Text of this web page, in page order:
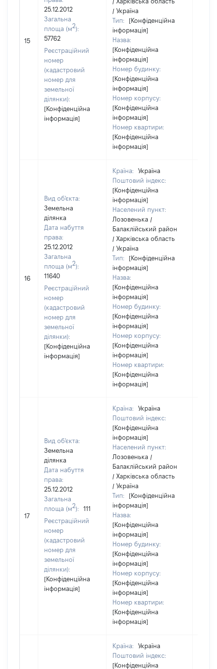
15
25.12.2012
Загальна
площа (м2):
57762
Реєстраційний
номер
(кадастровий
номер для
земельної
ділянки):
[Конфіденційна
інформація]
/ Україна
Тип:
[Конфіденційна
інформація]
Назва:
[Конфіденційна
інформація]
Номер будинку:
[Конфіденційна
інформація]
Номер корпусу:
[Конфіденційна
інформація]
Номер квартири:
[Конфіденційна
інформація]
16
Вид об'єкта:
Земельна
ділянка
Дата набуття
права:
25.12.2012
Загальна
площа (м2):
11640
Реєстраційний
номер
(кадастровий
номер для
земельної
ділянки):
[Конфіденційна
інформація]
Країна:
Україна
Поштовий індекс:
[Конфіденційна
інформація]
Населений пункт:
Лозовенька /
Балаклійський район
/ Харківська область
/ Україна
Тип:
[Конфіденційна
інформація]
Назва:
[Конфіденційна
інформація]
Номер будинку:
[Конфіденційна
інформація]
Номер корпусу:
[Конфіденційна
інформація]
Номер квартири:
[Конфіденційна
інформація]
17
Вид об'єкта:
Земельна
ділянка
Дата набуття
права:
25.12.2012
Загальна
площа (м2):
111
Реєстраційний
номер
(кадастровий
номер для
земельної
ділянки):
[Конфіденційна
інформація]
Країна:
Україна
Поштовий індекс:
[Конфіденційна
інформація]
Населений пункт:
Лозовенька /
Балаклійський район
/ Харківська область
/ Україна
Тип:
[Конфіденційна
інформація]
Назва:
[Конфіденційна
інформація]
Номер будинку:
[Конфіденційна
інформація]
Номер корпусу:
[Конфіденційна
інформація]
Номер квартири:
[Конфіденційна
інформація]
Країна:
Україна
Поштовий індекс:
[Конфіденційна